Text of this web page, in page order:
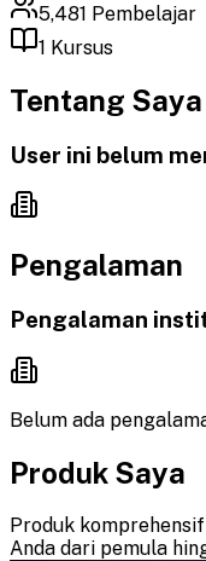
5,481 Pembelajar
1 Kursus
Tentang Saya
User ini belum
Pengalaman
Pengalaman
Belum ada
Produk Saya
Produk
Anda dari pemula